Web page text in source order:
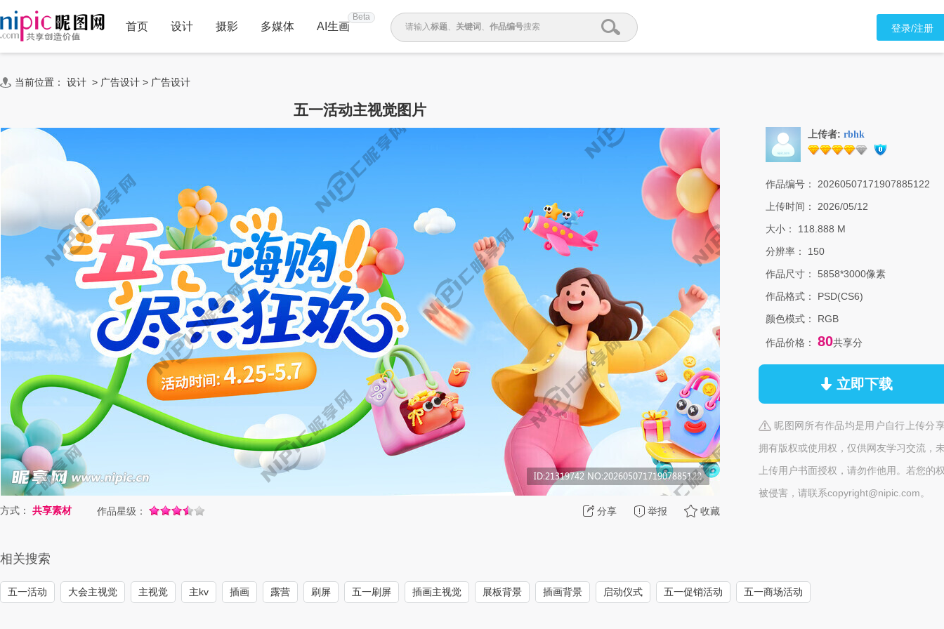
首页 设计 摄影 多媒体 AI生画
Beta
请输入标题、 关键词 、 作品编号搜索 登录/注册
当前位置： 设计 > 广告设计 > 广告设计
五一活动主视觉图片
分享 举报 收藏
方式： 共享素材 作品星级：
上传者: rbhk
作品编号：
20260507171907885122
上传时间：
2026/05/12
大小：
118.888 M
分辨率：
150
作品尺寸：
5858*3000像素
作品格式：
PSD(CS6)
颜色模式：
RGB
作品价格： 80共享分
立即下载
昵图网所有作品均是用户自行上传分
拥有版权或使用权，仅供网友学习交流，
上传用户书面授权，请勿作他用。若您的
被侵害，请联系copyright@nipic.com。
相关搜索
五一活动 大会主视觉 主视觉 主kv 插画 露营 刷屏 五一刷屏 插画主视觉 展板背景 插画背景 启动仪式 五一促销活动 五一商场活动